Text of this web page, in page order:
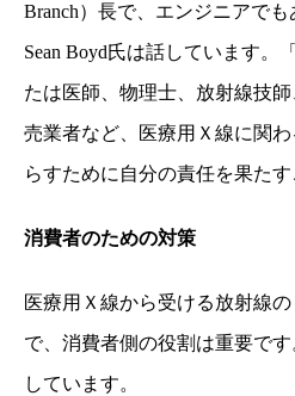
Branch）長で、エンジニアで
Sean Boyd氏は話しています。
たは医師、物理士、放射線技
売業者など、医療用Ｘ線に関
らすために自分の責任を果たす
消費者のための対策
医療用Ｘ線から受ける放射線
で、消費者側の役割は重要で
しています。